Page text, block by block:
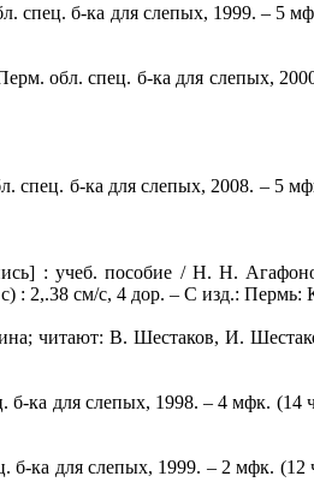
спец. б-ка для слепых, 1999. – 5
обл. спец. б-ка для слепых,
б-ка для слепых, 2008. – 5
: учеб. пособие / Н. Н.
: 2,.38 см/c, 4 дор. – С изд.: Пермь:
читают: В. Шестаков, И.
ка для слепых, 1998. – 4 мфк. (14
ка для слепых, 1999. – 2 мфк. (12